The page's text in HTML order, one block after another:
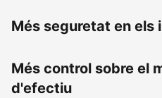
Més seguretat en els
Més control sobre el
d'efectiu